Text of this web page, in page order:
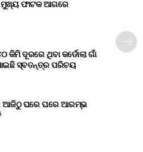
ମୁଖ୍ୟ ଫାଟକ ଆଗରେ
କିମି ଦୂରରେ ଥିବା କର୍ଡୋଲା ଗାଁ
ସ୍ବତନ୍ତ୍ର ପରିଚୟ
ଆଜିଠୁ ଘରେ ଘରେ ଆରମ୍ଭ